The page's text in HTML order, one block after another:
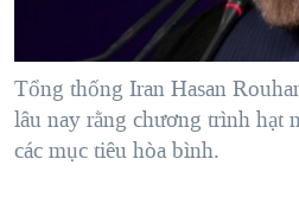
NGƯỜI VIỆT HẢI NGOẠI
ĐỜI SỐNG
KINH TẾ
KHOA HỌC
HÀNH TRÌNH BẦU CỬ 2024
MỘT NĂM CHIẾN TRANH TẠI
GIẢI MÃ VÀNH ĐAI & CON
NGHE
MẠNG XÃ HỘI
Tổng thống Iran Hasan
lâu nay rằng chương trình hạt
các mục tiêu hòa bình.